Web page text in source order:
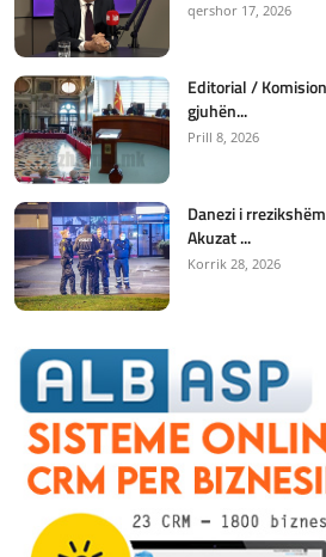
qershor 17, 2026
Editorial /
gjuhën...
Prill 8, 2026
Danezi i
Akuzat ...
Korrik 28, 2026